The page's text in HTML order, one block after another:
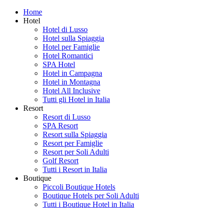
Home
Hotel
Hotel di Lusso
Hotel sulla Spiaggia
Hotel per Famiglie
Hotel Romantici
SPA Hotel
Hotel in Campagna
Hotel in Montagna
Hotel All Inclusive
Tutti gli Hotel in Italia
Resort
Resort di Lusso
SPA Resort
Resort sulla Spiaggia
Resort per Famiglie
Resort per Soli Adulti
Golf Resort
Tutti i Resort in Italia
Boutique
Piccoli Boutique Hotels
Boutique Hotels per Soli Adulti
Tutti i Boutique Hotel in Italia